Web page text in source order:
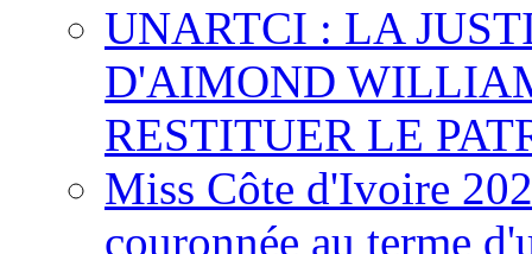
UNARTCI : LA
D'AIMOND
RESTITUER LE
Miss Côte d'Ivoire
couronnée au terme